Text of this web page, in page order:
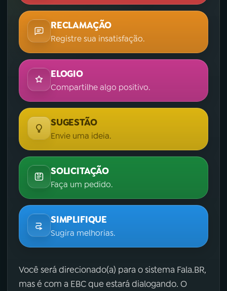
RECLAMAÇÃO
Registre sua insatisfação.
ELOGIO
Compartilhe algo positivo.
SUGESTÃO
Envie uma ideia.
SOLICITAÇÃO
Faça um pedido.
SIMPLIFIQUE
Sugira melhorias.
Você será direcionado(a) para o sistema Fala.BR,
mas é com a EBC que estará dialogando. O